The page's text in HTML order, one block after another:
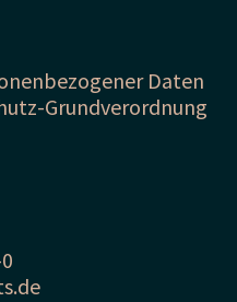
Daten
Grundverordnung